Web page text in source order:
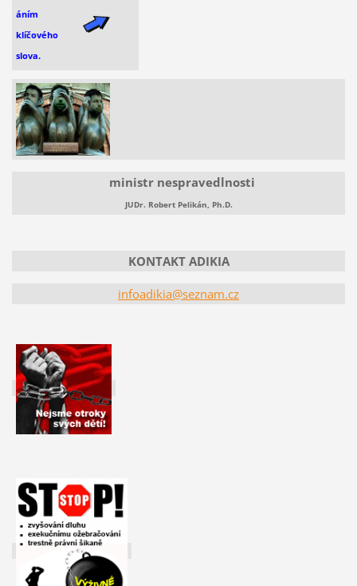
áním
klíčového
slova.
ministr nespravedlnosti
JUDr. Robert Pelikán, Ph.D.
KONTAKT ADIKIA
infoadikia@seznam.cz